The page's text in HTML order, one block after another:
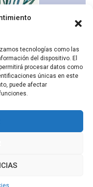
tecnologías como las
del dispositivo. El
procesar datos como
únicas en este
puede afectar
en el
RESERVADOS